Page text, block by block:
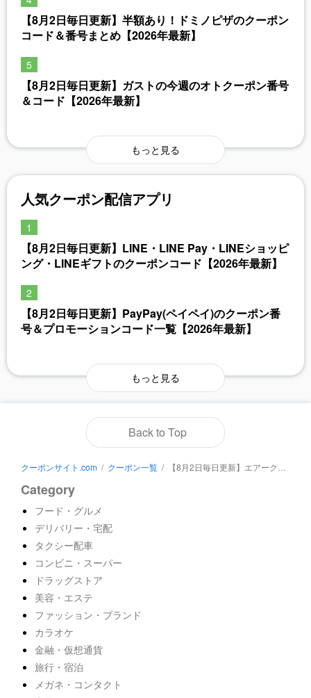
【8月2日毎日更新】半額あり！ドミノピザのクーポン
コード＆番号まとめ【2026年最新】
【8月2日毎日更新】ガストの今週のオトクーポン番号
＆コード【2026年最新】
もっと見る
人気クーポン配信アプリ
【8月2日毎日更新】LINE・LINE Pay・LINEショッピ
ング・LINEギフトのクーポンコード【2026年最新】
【8月2日毎日更新】PayPay(ペイペイ)のクーポン番
号＆プロモーションコード一覧【2026年最新】
もっと見る
Back to Top
クーポンサイト.com / クーポン一覧 / 【8月2日毎日更新】エアークローゼットのクーポン番号＆プロモーションコード一覧【2026年最新】
Category
フード・グルメ
デリバリー・宅配
タクシー配車
コンビニ・スーパー
ドラッグストア
美容・エステ
ファッション・ブランド
カラオケ
金融・仮想通貨
旅行・宿泊
メガネ・コンタクト